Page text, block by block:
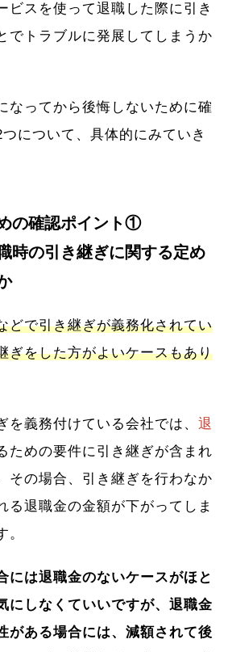
ビスを使って退職した際に引き
でトラブルに発展してしまうか
なってから後悔しないために確
について、具体的にみていき
の確認ポイント①
時の引き継ぎに関する定め
どで引き継ぎが義務化されてい
ぎをした方がよいケースもあり
を義務付けている会社では、 退
ための要件に引き継ぎが含まれ
その場合、引き継ぎを行わなか
る退職金の金額が下がってしま
。
には退職金のないケースがほと
にしなくていいですが、退職金
がある場合には、減額されて後